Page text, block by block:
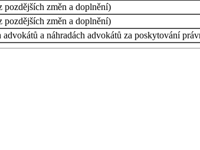
změn a doplnění)
změn a doplnění)
a náhradách advokátů za poskytování